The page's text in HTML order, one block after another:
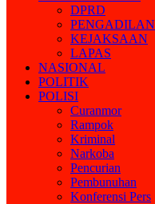
DPRD
PENGADILAN
KEJAKSAAN
LAPAS
NASIONAL
POLITIK
POLISI
Curanmor
Rampok
Kriminal
Narkoba
Pencurian
Pembunuhan
Konferensi Pers